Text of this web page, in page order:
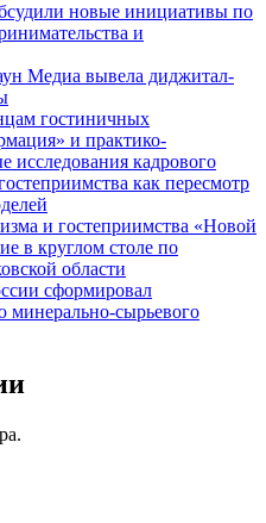
новые инициативы по
и
Медиа вывела диджитал-
гостиничных
и практико-
исследования кадрового
как пересмотр
и гостеприимства «Новой
в круглом столе по
области
сформировал
минерально-сырьевого